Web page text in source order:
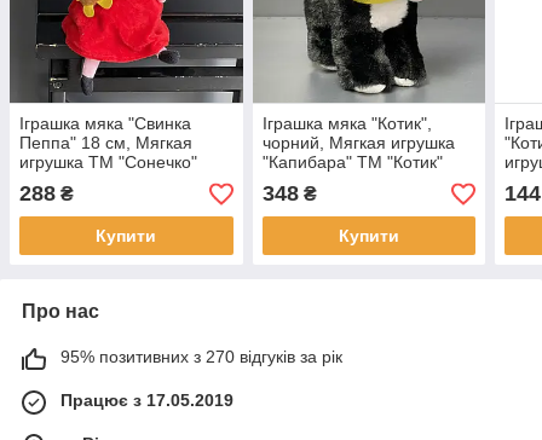
Іграшка мяка "Свинка
Пеппа" 18 см, Мягкая
игрушка ТМ "Сонечко"
288 ₴
Купити
Іграшка мяка "Котик",
чорний, Мягкая игрушка
"Капибара" ТМ "Котик"
348₴
Купити
144
Про нас
95% позитивних з 270 відгуків за рік
Працює з 17.05.2019